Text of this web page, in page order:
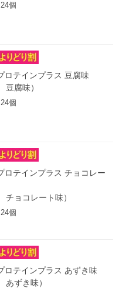
個
ロテインプラス 豆腐味
豆腐味）
個
ロテインプラス チョコレー
チョコレート味）
個
ロテインプラス あずき味
あずき味）